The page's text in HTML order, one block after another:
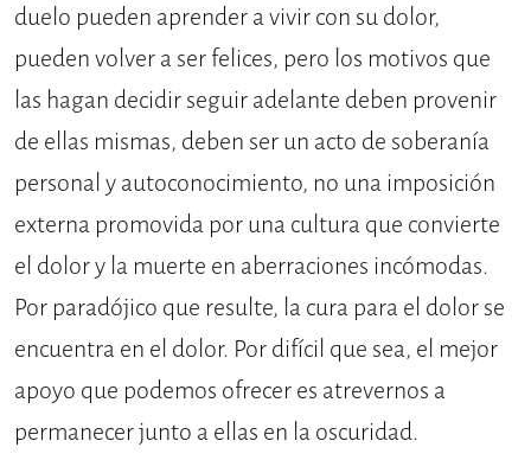
duelo pueden aprender a vivir con su dolor,
pueden volver a ser felices, pero los motivos que
las hagan decidir seguir adelante deben provenir
de ellas mismas, deben ser un acto de soberanía
personal y autoconocimiento, no una imposición
externa promovida por una cultura que convierte
el dolor y la muerte en aberraciones incómodas.
Por paradójico que resulte, la cura para el dolor se
encuentra en el dolor. Por difícil que sea, el mejor
apoyo que podemos ofrecer es atrevernos a
permanecer junto a ellas en la oscuridad.